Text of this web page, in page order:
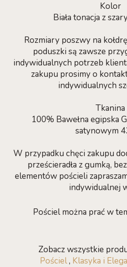
Kolor
Biała tonacja z
Rozmiary poszwy na
poduszki są zawsze
indywidualnych potrzeb
zakupu prosimy o
indywidualnych
Tkanina
100% Bawełna egipska
satynowym
W przypadku chęci zakupu
prześcieradła z gumką,
elementów pościeli
indywidualnej
Pościel można prać w
Zobacz wszystkie
Pościel, Klasyka i